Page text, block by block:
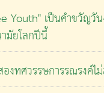
Youth" เป็นคำขวัญวั
มัยโลกปีนี้
งทศวรรษการรณรงค์